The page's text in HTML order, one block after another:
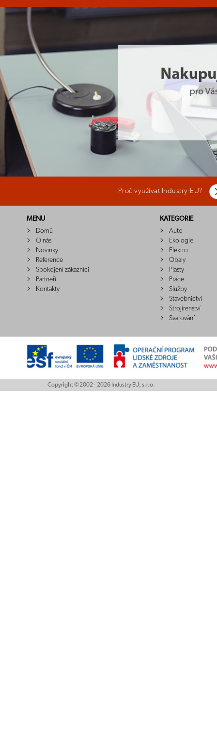
Proč využívat Industry-EU?
MENU
Domů
O nás
Novinky
Reference
Spokojení zákazníci
Partneři
Kontakty
KATEGORIE
Auto
Ekologie
Elektro
Obaly
Plasty
Práce
Služby
Stavebnictví
Strojírenství
Svařování
Copyright © 2002 - 2026 Industry EU, s.r.o.